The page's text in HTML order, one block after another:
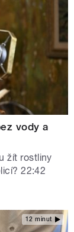
vody a
žít rostliny
22:42
12 minut